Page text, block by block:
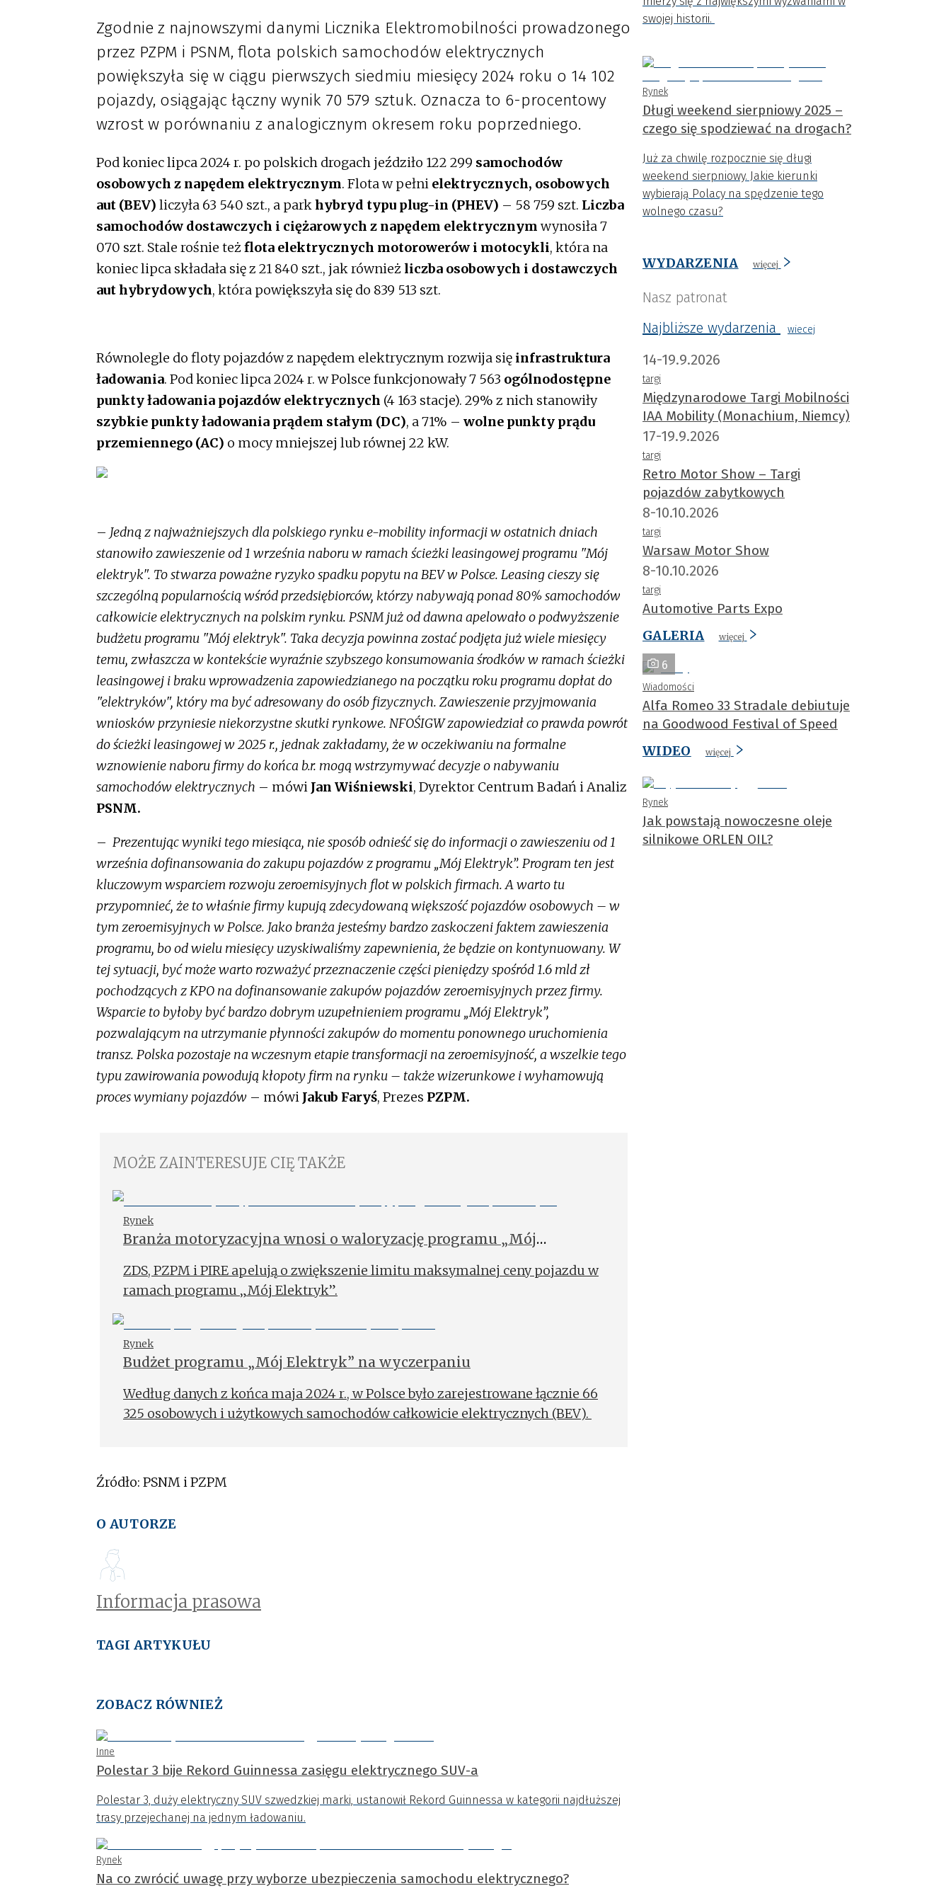
Zgodnie z najnowszymi danymi Licznika Elektromobilności prowadzonego
przez PZPM i PSNM, flota polskich samochodów elektrycznych
powiększyła się w ciągu pierwszych siedmiu miesięcy 2024 roku o 14 102
pojazdy, osiągając łączny wynik 70 579 sztuk. Oznacza to 6-procentowy
wzrost w porównaniu z analogicznym okresem roku poprzedniego.
Pod koniec lipca 2024 r. po polskich drogach jeździło 122 299 samochodów
osobowych z napędem elektrycznym. Flota w pełni elektrycznych, osobowych
aut (BEV) liczyła 63 540 szt., a parkhybryd typu plug-in (PHEV) – 58 759 szt. Liczba
samochodów dostawczych i ciężarowych z napędem elektrycznymwynosiła 7
070 szt. Stale rośnie teżflota elektrycznych motorowerów i motocykli, która na
koniec lipca składała się z 21 840 szt., jak również liczba osobowych i dostawczych
aut hybrydowych, która powiększyła się do 839 513 szt.
Równolegle do floty pojazdów z napędem elektrycznym rozwija się infrastruktura
ładowania. Pod koniec lipca 2024 r. w Polsce funkcjonowały 7 563 ogólnodostępne
punkty ładowania pojazdów elektrycznych (4 163 stacje). 29% z nich stanowiły
szybkie punkty ładowania prądem stałym (DC), a 71% – wolne punkty prądu
przemiennego (AC) o mocy mniejszej lub równej 22 kW.
– Jedną z najważniejszych dla polskiego rynku e-mobility informacji w ostatnich dniach
stanowiło zawieszenie od 1 września naboru w ramach ścieżki leasingowej programu "Mój
elektryk". To stwarza poważne ryzyko spadku popytu na BEV w Polsce. Leasing cieszy się
szczególną popularnością wśród przedsiębiorców, którzy nabywają ponad 80% samochodów
całkowicie elektrycznych na polskim rynku. PSNM już od dawna apelowało o podwyższenie
budżetu programu "Mój elektryk". Taka decyzja powinna zostać podjęta już wiele miesięcy
temu, zwłaszcza w kontekście wyraźnie szybszego konsumowania środków w ramach ścieżki
leasingowej i braku wprowadzenia zapowiedzianego na początku roku programu dopłat do
"elektryków", który ma być adresowany do osób fizycznych. Zawieszenie przyjmowania
wniosków przyniesie niekorzystne skutki rynkowe. NFOŚIGW zapowiedział co prawda powrót
do ścieżki leasingowej w 2025 r., jednak zakładamy, że w oczekiwaniu na formalne
wznowienie naboru firmy do końca b.r. mogą wstrzymywać decyzje o nabywaniu
samochodów elektrycznych – mówi Jan Wiśniewski, Dyrektor Centrum Badań i Analiz
PSNM.
– Prezentując wyniki tego miesiąca, nie sposób odnieść się do informacji o zawieszeniu od 1
września dofinansowania do zakupu pojazdów z programu „Mój Elektryk”. Program ten jest
kluczowym wsparciem rozwoju zeroemisyjnych flot w polskich firmach. A warto tu
przypomnieć, że to właśnie firmy kupują zdecydowaną większość pojazdów osobowych – w
tym zeroemisyjnych w Polsce. Jako branża jesteśmy bardzo zaskoczeni faktem zawieszenia
programu, bo od wielu miesięcy uzyskiwaliśmy zapewnienia, że będzie on kontynuowany. W
tej sytuacji, być może warto rozważyć przeznaczenie części pieniędzy spośród 1.6 mld zł
pochodzących z KPO na dofinansowanie zakupów pojazdów zeroemisyjnych przez firmy.
Wsparcie to byłoby być bardzo dobrym uzupełnieniem programu „Mój Elektryk”,
pozwalającym na utrzymanie płynności zakupów do momentu ponownego uruchomienia
transz. Polska pozostaje na wczesnym etapie transformacji na zeroemisyjność, a wszelkie tego
typu zawirowania powodują kłopoty firm na rynku – także wizerunkowe i wyhamowują
proces wymiany pojazdów – mówi Jakub Faryś, Prezes PZPM.
MOŻE ZAINTERESUJE CIĘ TAKŻE
Rynek
Branża motoryzacyjna wnosi o waloryzację programu „Mój
ZDS, PZPM i PIRE apelują o zwiększenie limitu maksymalnej ceny pojazdu w
ramach programu „Mój Elektryk”.
Rynek
Budżet programu „Mój Elektryk” na wyczerpaniu
Według danych z końca maja 2024 r., w Polsce było zarejestrowane łącznie 66
325 osobowych i użytkowych samochodów całkowicie elektrycznych (BEV).
Źródło: PSNM i PZPM
O AUTORZE
Informacja prasowa
TAGI ARTYKUŁU
ZOBACZ RÓWNIEŻ
Inne
Polestar 3 bije Rekord Guinnessa zasięgu elektrycznego SUV-a
Polestar 3, duży elektryczny SUV szwedzkiej marki, ustanowił Rekord Guinnessa w kategorii najdłuższej
trasy przejechanej na jednym ładowaniu.
Rynek
Na co zwrócić uwagę przy wyborze ubezpieczenia samochodu elektrycznego?
swojej historii.
Rynek
Długi weekend sierpniowy 2025 –
czego się spodziewać na drogach?
Już za chwilę rozpocznie się długi
weekend sierpniowy. Jakie kierunki
wybierają Polacy na spędzenie tego
wolnego czasu?
WYDARZENIA więcej
Nasz patronat
Najbliższe wydarzenia
wiecej
14-19.9.2026
targi
Międzynarodowe Targi Mobilności
IAA Mobility (Monachium, Niemcy)
17-19.9.2026
targi
Retro Motor Show – Targi
pojazdów zabytkowych
8-10.10.2026
targi
Warsaw Motor Show
8-10.10.2026
targi
Automotive Parts Expo
GALERIA
więcej
6
Wiadomości
Alfa Romeo 33 Stradale debiutuje
na Goodwood Festival of Speed
WIDEO
więcej
Rynek
Jak powstają nowoczesne oleje
silnikowe ORLEN OIL?